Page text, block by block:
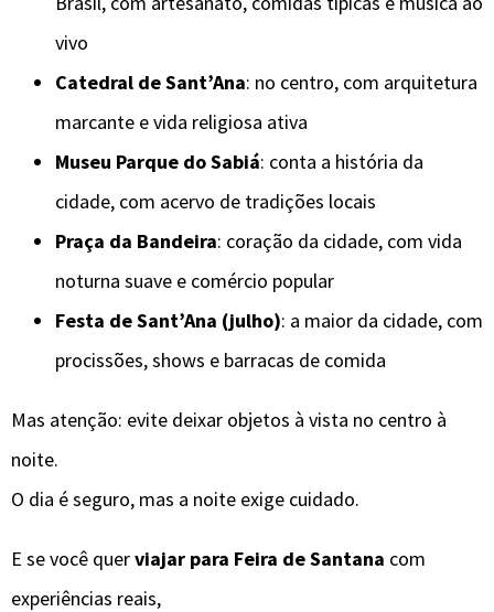
vivo
Catedral de Sant’Ana: no centro, com arquitetura
marcante e vida religiosa ativa
Museu Parque do Sabiá: conta a história da
cidade, com acervo de tradições locais
Praça da Bandeira: coração da cidade, com vida
noturna suave e comércio popular
Festa de Sant’Ana (julho): a maior da cidade, com
procissões, shows e barracas de comida
Mas atenção: evite deixar objetos à vista no centro à
noite.
O dia é seguro, mas a noite exige cuidado.
E se você querviajar para Feira de Santana com
experiências reais,